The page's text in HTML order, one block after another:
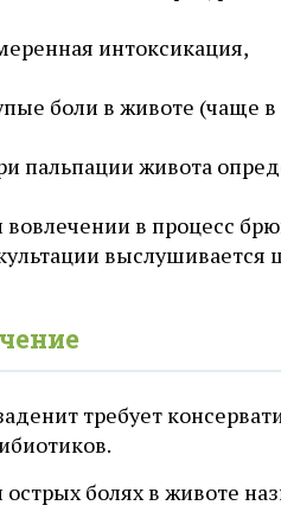
интоксикация,
боли в животе (чаще
пальпации живота
вовлечении в процесс
требует
болях в животе